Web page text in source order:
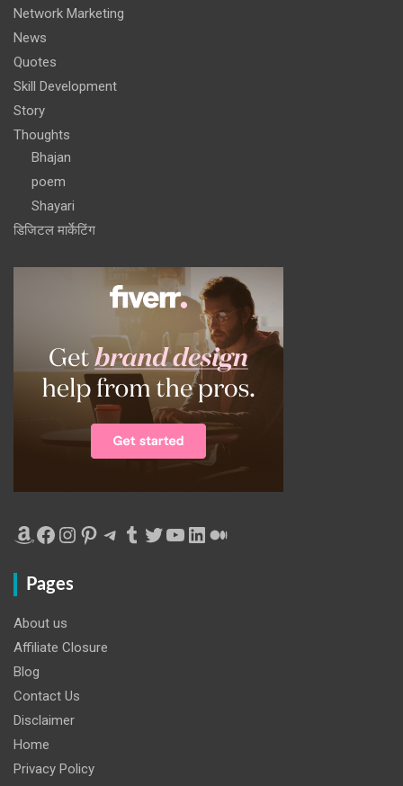
Network Marketing
News
Quotes
Skill Development
Story
Thoughts
Bhajan
poem
Shayari
डिजिटल मार्केटिंग
Amazon
Facebook
Instagram
Pinterest
Telegram
Tumblr
Twitter
YouTube
LinkedIn
Medium
Pages
About us
Affiliate Closure
Blog
Contact Us
Disclaimer
Home
Privacy Policy